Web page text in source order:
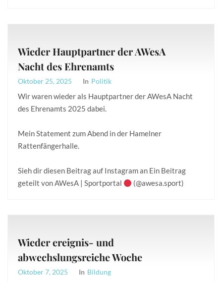
Wieder Hauptpartner der AWesA
Nacht des Ehrenamts
Oktober 25, 2025 In Politik
Wir waren wieder als Hauptpartner der AWesA Nacht
des Ehrenamts 2025 dabei.
Mein Statement zum Abend in der Hamelner
Rattenfängerhalle.
Sieh dir diesen Beitrag auf Instagram an Ein Beitrag
geteilt von AWesA | Sportportal
(@awesa.sport)
Wieder ereignis- und
abwechslungsreiche Woche
Oktober 7, 2025 In Bildung